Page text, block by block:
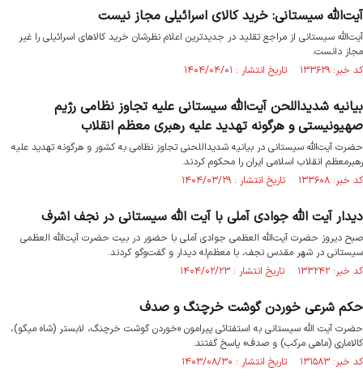
آیت‌الله سیستانی: خرید کالای اسرائیلی مجاز نیست
آیت‌الله سیستانی از مراجع تقلید در جدیدترین اعلام نظرشان خرید کالاهای اسرائیلی را غیر
مجاز دانست.
کد خبر: ۱۳۳۶۲۹ تاریخ انتشار : ۱۴۰۴/۰۴/۰۱
بیانیه شدیداللحن آیت‌الله‌ سیستانی علیه تجاوز نظامی رژیم
صهیونیستی و هرگونه تهدید علیه رهبری معظم انقلاب
حضرت آیت‌الله‌ سیستانی در بیانیه شدیداللحنی تجاوز نظامی به کشور و هرگونه تهدید علیه
رهبرمعظم انقلاب اسلامی ایران را محکوم کردند.
کد خبر: ۱۳۳۶۰۸ تاریخ انتشار : ۱۴۰۴/۰۳/۲۹
دیدار آیت الله جوادی آملی با آیت الله سیستانی در نجف اشرف
صبح دیروز حضرت آیت‌الله العظمی جوادی آملی با حضور در بیت حضرت آیت‌الله العظمی
سیستانی در شهر مقدس نجف، با معظم‌له دیدار و گفت‌وگو کردند.
کد خبر: ۱۳۳۲۴۲ تاریخ انتشار : ۱۴۰۴/۰۲/۲۳
حکم شرعی خوردن گوشت خرچنگ و صدف
حضرت آیت الله سیستانی به استفتائی پیرامون «خوردن گوشت خرچنگ، لابستر (شاه میگو)،
کالاماری (ماهی مرکب) و صدف» پاسخ گفتند.
کد خبر: ۱۳۱۵۸۳ تاریخ انتشار : ۱۴۰۳/۰۸/۳۰